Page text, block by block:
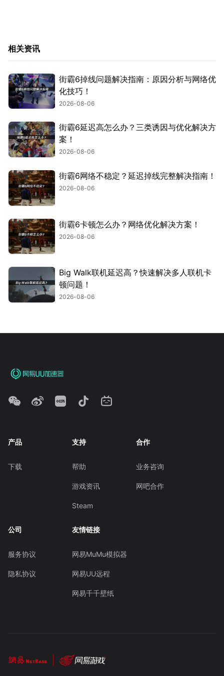
相关资讯
街霸6掉线问题解决指南：原因分析与网络优
化技巧！
2026-08-06
街霸6延迟高怎么办？三类诱因与优化解决方
案！
2026-08-06
街霸6网络不稳定？延迟掉线完整解决指南！
2026-08-06
街霸6卡顿怎么办？网络优化解决方案！
2026-08-06
Big Walk联机延迟高？快速解决多人联机卡
顿问题！
2026-08-06
产品
下载
支持
帮助
游戏资讯
Steam
合作
业务咨询
网吧合作
公司
服务协议
隐私协议
友情链接
网易MuMu模拟器
网易UU远程
网易千千壁纸